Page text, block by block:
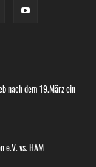
nach dem 19.März ein
e.V. vs. HAM